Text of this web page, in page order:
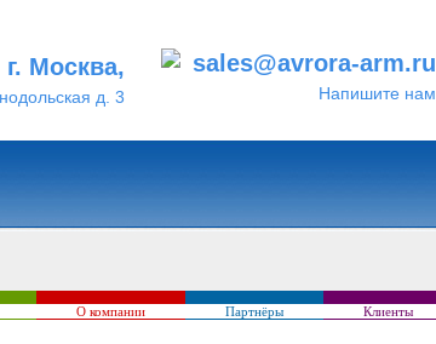
г. Москва,
д. 3
sales@avrora-arm.ru
Напишите нам
О компании Партнёры Клиенты